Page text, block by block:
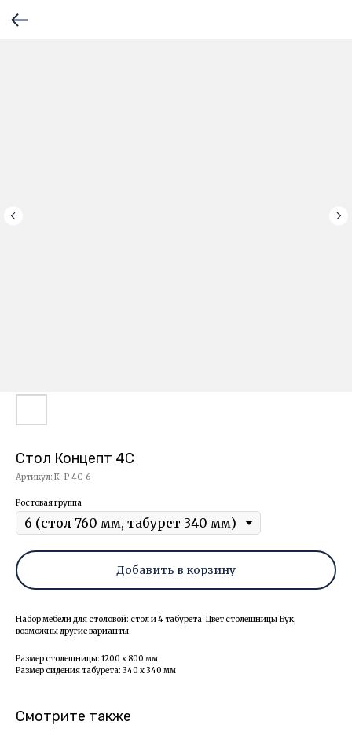
Стол Концепт 4С
Артикул: К-Р_4С_6
Ростовая группа
Добавить в корзину
Набор мебели для столовой: стол и 4 табурета. Цвет столешницы Бук,
возможны другие варианты.
Размер столешницы: 1200 х 800 мм
Размер сидения табурета: 340 х 340 мм
Смотрите также